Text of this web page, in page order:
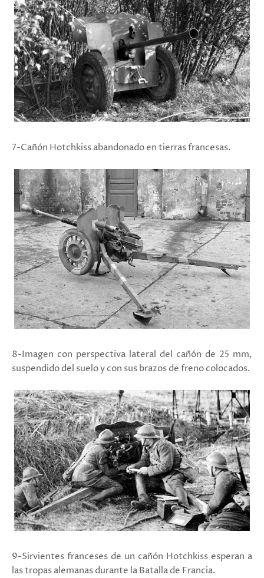
7-Cañón Hotchkiss abandonado en tierras francesas.
8-Imagen con perspectiva lateral del cañón de 25 mm,
suspendido del suelo y con sus brazos de freno colocados.
9-Sirvientes franceses de un cañón Hotchkiss esperan a
las tropas alemanas durante la Batalla de Francia.